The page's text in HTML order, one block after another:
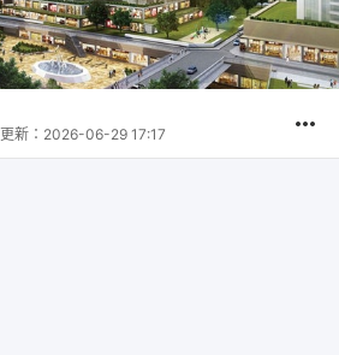
更新： 2026-06-29 17:17